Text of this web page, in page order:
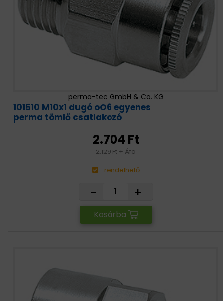
perma-tec GmbH & Co. KG
101510 M10x1 dugó oO6 egyenes
perma tömlő csatlakozó
2.704 Ft
2.129 Ft + Áfa
rendelhető
- +
Kosárba